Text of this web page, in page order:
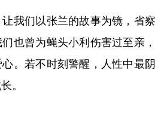
我们以张兰的故事为镜，省察
也曾为蝇头小利伤害过至亲，
。若不时刻警醒，人性中最阴
。